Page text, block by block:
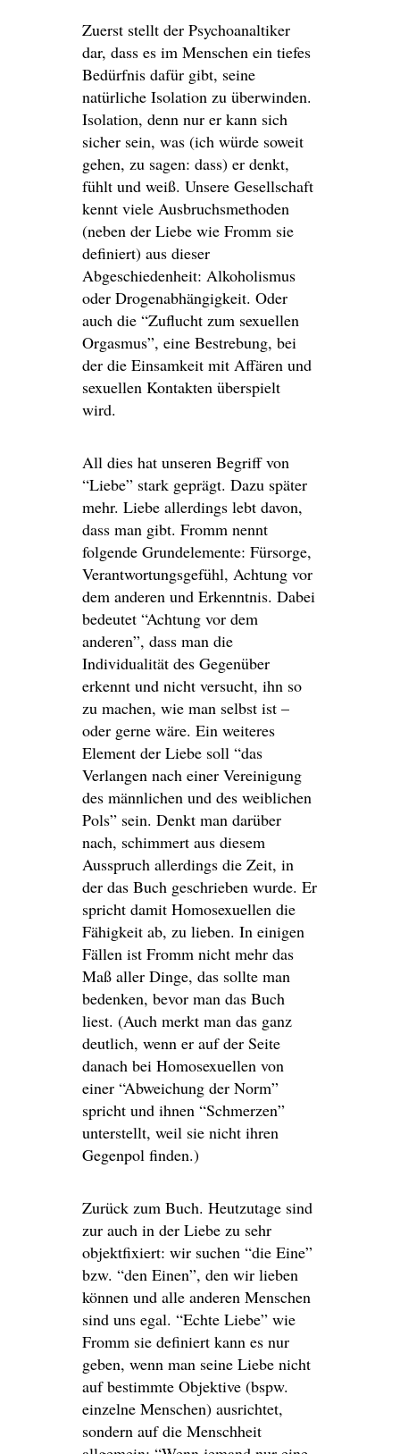
Zuerst stellt der Psychoanaltiker
dar, dass es im Menschen ein tiefes
Bedürfnis dafür gibt, seine
natürliche Isolation zu überwinden.
Isolation, denn nur er kann sich
sicher sein, was (ich würde soweit
gehen, zu sagen: dass) er denkt,
fühlt und weiß. Unsere Gesellschaft
kennt viele Ausbruchsmethoden
(neben der Liebe wie Fromm sie
definiert) aus dieser
Abgeschiedenheit: Alkoholismus
oder Drogenabhängigkeit. Oder
auch die “Zuflucht zum sexuellen
Orgasmus”, eine Bestrebung, bei
der die Einsamkeit mit Affären und
sexuellen Kontakten überspielt
wird.
All dies hat unseren Begriff von
“Liebe” stark geprägt. Dazu später
mehr. Liebe allerdings lebt davon,
dass man gibt. Fromm nennt
folgende Grundelemente: Fürsorge,
Verantwortungsgefühl, Achtung vor
dem anderen und Erkenntnis. Dabei
bedeutet “Achtung vor dem
anderen”, dass man die
Individualität des Gegenüber
erkennt und nicht versucht, ihn so
zu machen, wie man selbst ist –
oder gerne wäre. Ein weiteres
Element der Liebe soll “das
Verlangen nach einer Vereinigung
des männlichen und des weiblichen
Pols” sein. Denkt man darüber
nach, schimmert aus diesem
Ausspruch allerdings die Zeit, in
der das Buch geschrieben wurde. Er
spricht damit Homosexuellen die
Fähigkeit ab, zu lieben. In einigen
Fällen ist Fromm nicht mehr das
Maß aller Dinge, das sollte man
bedenken, bevor man das Buch
liest. (Auch merkt man das ganz
deutlich, wenn er auf der Seite
danach bei Homosexuellen von
einer “Abweichung der Norm”
spricht und ihnen “Schmerzen”
unterstellt, weil sie nicht ihren
Gegenpol finden.)
Zurück zum Buch. Heutzutage sind
zur auch in der Liebe zu sehr
objektfixiert: wir suchen “die Eine”
bzw. “den Einen”, den wir lieben
können und alle anderen Menschen
sind uns egal. “Echte Liebe” wie
Fromm sie definiert kann es nur
geben, wenn man seine Liebe nicht
auf bestimmte Objektive (bspw.
einzelne Menschen) ausrichtet,
sondern auf die Menschheit